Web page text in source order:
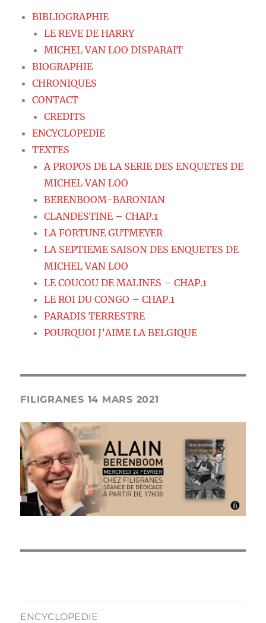
BIBLIOGRAPHIE
LE REVE DE HARRY
MICHEL VAN LOO DISPARAIT
BIOGRAPHIE
CHRONIQUES
CONTACT
CREDITS
ENCYCLOPEDIE
TEXTES
A PROPOS DE LA SERIE DES ENQUETES DE
MICHEL VAN LOO
BERENBOOM-BARONIAN
CLANDESTINE – CHAP.1
LA FORTUNE GUTMEYER
LA SEPTIEME SAISON DES ENQUETES DE
MICHEL VAN LOO
LE COUCOU DE MALINES – CHAP.1
LE ROI DU CONGO – CHAP.1
PARADIS TERRESTRE
POURQUOI J’AIME LA BELGIQUE
FILIGRANES 14 MARS 2021
ENCYCLOPEDIE